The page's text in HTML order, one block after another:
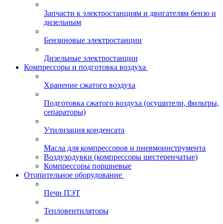
Запчасти к электростанциям и двигателям бензо и
дизельным
Бензиновые электростанции
Дизельные электростанции
Компрессоры и подготовка воздуха
Хранение сжатого воздуха
Подготовка сжатого воздуха (осушители, фильтры,
сепараторы)
Утилизация конденсата
Масла для компрессоров и пневмоинструмента
Воздуходувки (компрессоры шестеренчатые)
Компрессоры поршневые
Отопительное оборудование
Печи ПЭТ
Тепловентиляторы